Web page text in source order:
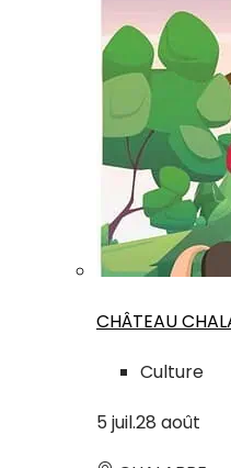
CHÂTEAU
Culture
5 juil.28 août